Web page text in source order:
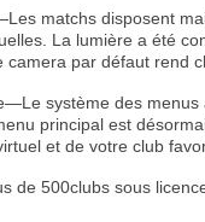
matchs disposent
La lumière a été
par défaut rend
système des
principal est
et de votre club
de 500clubs sous